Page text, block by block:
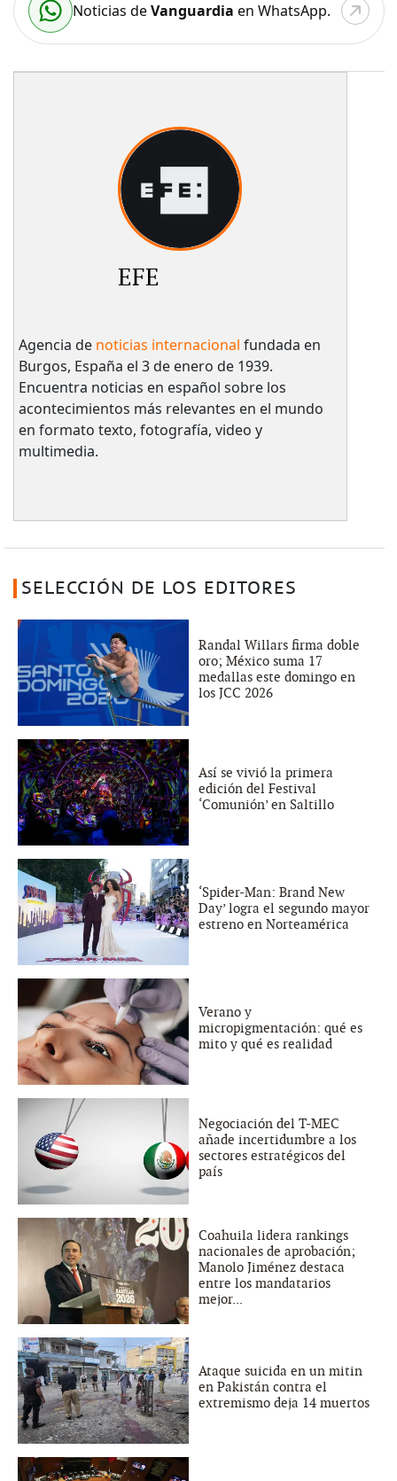
Noticias deVanguardia en WhatsApp.
EFE
Agencia de noticias internacional fundada en
Burgos, España el 3 de enero de 1939.
Encuentra noticias en español sobre los
acontecimientos más relevantes en el mundo
en formato texto, fotografía, video y
multimedia.
SELECCIÓN DE LOS EDITORES
Randal Willars firma doble
oro; México suma 17
medallas este domingo en
los JCC 2026
Así se vivió la primera
edición del Festival
‘Comunión’ en Saltillo
‘Spider-Man: Brand New
Day’ logra el segundo mayor
estreno en Norteamérica
Verano y
micropigmentación: qué es
mito y qué es realidad
Negociación del T-MEC
añade incertidumbre a los
sectores estratégicos del
país
Coahuila lidera rankings
nacionales de aprobación;
Manolo Jiménez destaca
entre los mandatarios
mejor...
Ataque suicida en un mitin
en Pakistán contra el
extremismo deja 14 muertos